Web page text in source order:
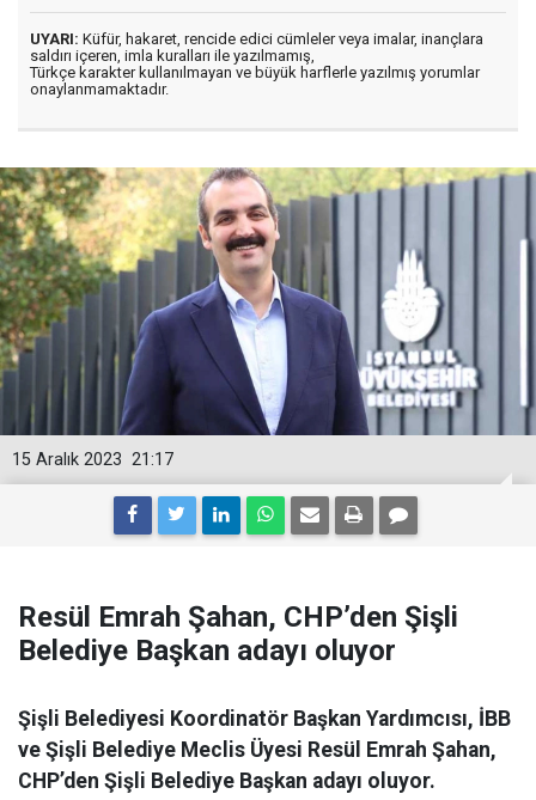
UYARI: Küfür, hakaret, rencide edici cümleler veya imalar, inançlara
saldırı içeren, imla kuralları ile yazılmamış,
Türkçe karakter kullanılmayan ve büyük harflerle yazılmış yorumlar
onaylanmamaktadır.
21:17
15 Aralık 2023
Resül Emrah Şahan, CHP’den Şişli
Belediye Başkan adayı oluyor
Şişli Belediyesi Koordinatör Başkan Yardımcısı, İBB
ve Şişli Belediye Meclis Üyesi Resül Emrah Şahan,
CHP’den Şişli Belediye Başkan adayı oluyor.